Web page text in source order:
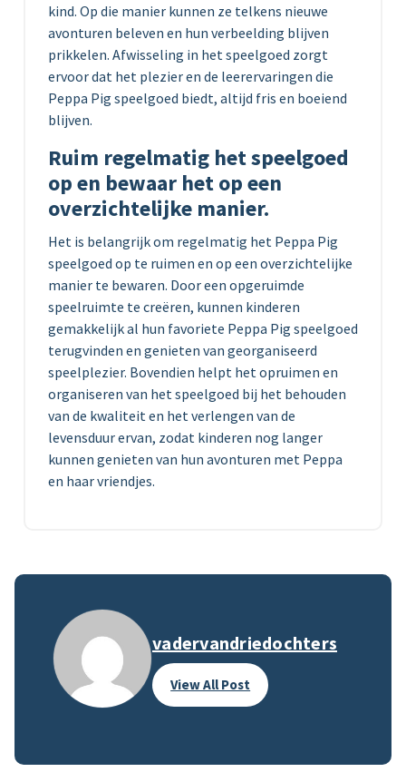
kind. Op die manier kunnen ze telkens nieuwe
avonturen beleven en hun verbeelding blijven
prikkelen. Afwisseling in het speelgoed zorgt
ervoor dat het plezier en de leerervaringen die
Peppa Pig speelgoed biedt, altijd fris en boeiend
blijven.
Ruim regelmatig het speelgoed
op en bewaar het op een
overzichtelijke manier.
Het is belangrijk om regelmatig het Peppa Pig
speelgoed op te ruimen en op een overzichtelijke
manier te bewaren. Door een opgeruimde
speelruimte te creëren, kunnen kinderen
gemakkelijk al hun favoriete Peppa Pig speelgoed
terugvinden en genieten van georganiseerd
speelplezier. Bovendien helpt het opruimen en
organiseren van het speelgoed bij het behouden
van de kwaliteit en het verlengen van de
levensduur ervan, zodat kinderen nog langer
kunnen genieten van hun avonturen met Peppa
en haar vriendjes.
vadervandriedochters
View All Post